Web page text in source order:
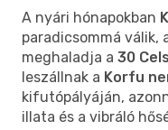
A nyári hónapokban
paradicsommá válik,
meghaladja a 30
leszállnak a Korfu
kifutópályáján,
illata és a vibráló